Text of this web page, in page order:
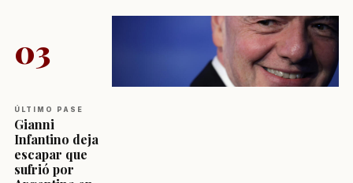
03
ÚLTIMO PASE
Gianni
Infantino deja
escapar que
sufrió por